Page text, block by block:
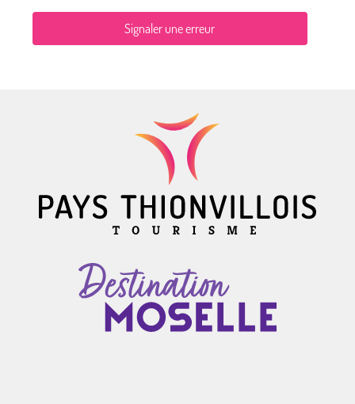
Signaler une erreur